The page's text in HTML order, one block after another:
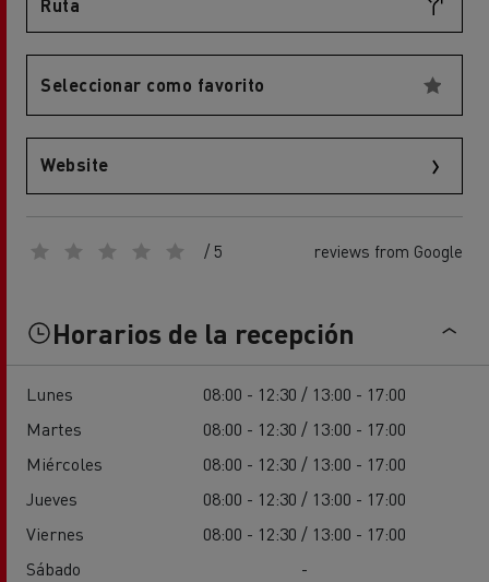
Ruta
Seleccionar como favorito
Website
/ 5 reviews from Google
Horarios de la recepción
Lunes
08:00 - 12:30 / 13:00 - 17:00
Martes
08:00 - 12:30 / 13:00 - 17:00
Miércoles
08:00 - 12:30 / 13:00 - 17:00
Jueves
08:00 - 12:30 / 13:00 - 17:00
Viernes
08:00 - 12:30 / 13:00 - 17:00
Sábado
-